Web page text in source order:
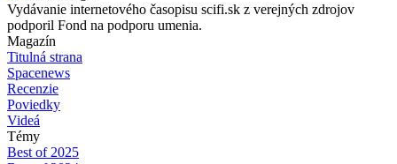
Vydávanie internetového časopisu scifi.sk z verejných zdrojov
podporil Fond na podporu umenia.
Magazín
Titulná strana
Spacenews
Recenzie
Poviedky
Videá
Témy
Best of 2025